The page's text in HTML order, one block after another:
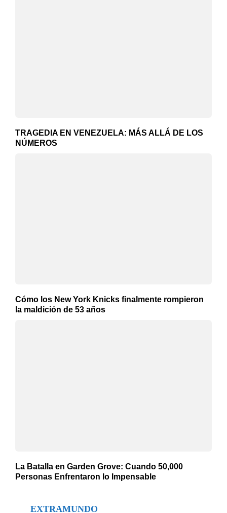
TRAGEDIA EN VENEZUELA: MÁS ALLÁ DE LOS
NÚMEROS
Cómo los New York Knicks finalmente rompieron
la maldición de 53 años
La Batalla en Garden Grove: Cuando 50,000
Personas Enfrentaron lo Impensable
EXTRAMUNDO